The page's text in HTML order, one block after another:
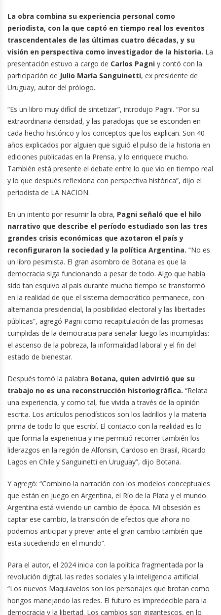
La obra combina su experiencia personal como
periodista, con la que captó en tiempo real los eventos
trascendentales de las últimas cuatro décadas, y su
visión en perspectiva como investigador de la historia. La
presentación estuvo a cargo de Carlos Pagni y contó con la
participación de Julio María Sanguinetti, ex presidente de
Uruguay, autor del prólogo.
“Es un libro muy difícil de sintetizar”, introdujo Pagni. “Por su
extraordinaria densidad, y las paradojas que se esconden en
cada hecho histórico y los conceptos que los explican. Son 40
años explicados por alguien que siguió el pulso de la historia en
ediciones publicadas en la Prensa, y lo enriquece mucho.
También está presente el debate entre lo que vio en tiempo real
y lo que después reflexiona con perspectiva histórica”, dijo el
periodista de LA NACION.
En un intento por resumir la obra, Pagni señaló que el hilo
narrativo que describe el período estudiado son las tres
grandes crisis económicas que azotaron el país y
reconfiguraron la sociedad y la política Argentina. “No es
un libro pesimista. El gran asombro de Botana es que la
democracia siga funcionando a pesar de todo. Algo que había
sido tan esquivo al país durante mucho tiempo se transformó
en la realidad de que el sistema democrático permanece, con
alternancia presidencial, la posibilidad electoral y las libertades
públicas”, agregó Pagni como recapitulación de las promesas
cumplidas de la democracia para señalar luego las incumplidas:
el ascenso de la pobreza, la informalidad laboral y el fin del
estado de bienestar.
Después tomó la palabra Botana, quien advirtió que su
trabajo no es una reconstrucción historiográfica. “Relata
una experiencia, y como tal, fue vivida a través de la opinión
escrita. Los artículos periodísticos son los ladrillos y la materia
prima de todo lo que escribí. El contacto con la realidad es lo
que forma la experiencia y me permitió recorrer también los
liderazgos en la región de Alfonsin, Cardoso en Brasil, Ricardo
Lagos en Chile y Sanguinetti en Uruguay”, dijo Botana.
Y agregó: “Combino la narración con los modelos conceptuales
que están en juego en Argentina, el Río de la Plata y el mundo.
Argentina está viviendo un cambio de época. Mi obsesión es
captar ese cambio, la transición de efectos que ahora no
podemos anticipar y prever ante el gran cambio también que
esta sucediendo en el mundo”.
Para el autor, el 2024 inicia con la política fragmentada por la
revolución digital, las redes sociales y la inteligencia artificial.
“Los nuevos Maquiavelos son los personajes que brotan como
hongos manejando las redes. El futuro es impredecible para la
democracia y la libertad. Los cambios son gigantescos, en lo